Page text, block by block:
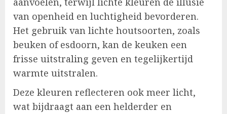
van openheid en luchtigheid bevorderen.
Het gebruik van lichte houtsoorten, zoals
beuken of esdoorn, kan de keuken een
frisse uitstraling geven en tegelijkertijd
warmte uitstralen.
Deze kleuren reflecteren ook meer licht,
wat bijdraagt aan een helderder en